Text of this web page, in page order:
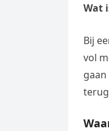
Wat
Bij
vol